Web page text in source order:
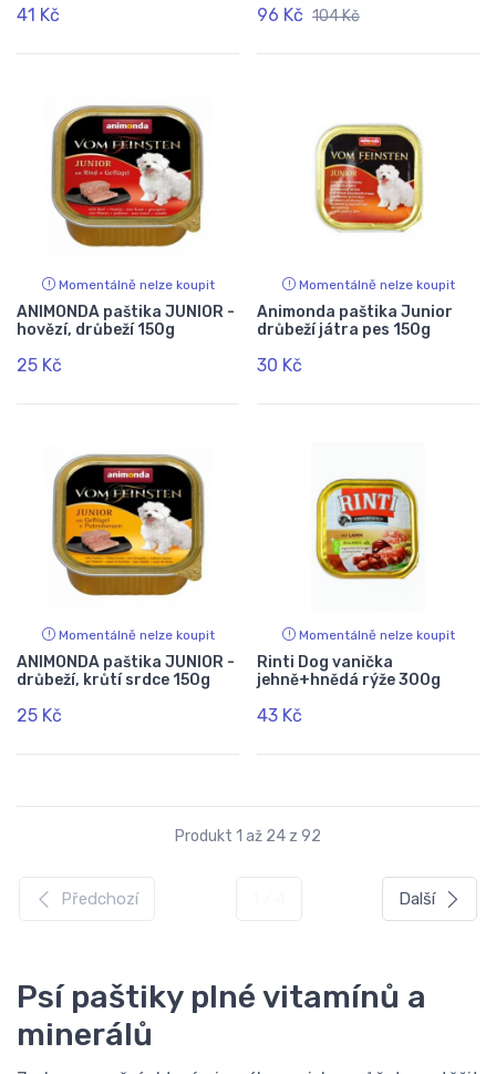
41 Kč 96 Kč 104 Kč
Momentálně nelze koupit
ANIMONDA paštika JUNIOR -
hovězí, drůbeží 150g
25 Kč
Momentálně nelze koupit
Animonda paštika Junior
drůbeží játra pes 150g
30 Kč
Momentálně nelze koupit
ANIMONDA paštika JUNIOR -
drůbeží, krůtí srdce 150g
25 Kč
Momentálně nelze koupit
Rinti Dog vanička
jehně+hnědá rýže 300g
43 Kč
Produkt 1 až 24 z 92
Předchozí Další
Psí paštiky plné vitamínů a
minerálů